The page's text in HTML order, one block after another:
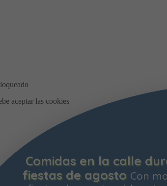
Comidas en la calle
fiestas de agosto Con